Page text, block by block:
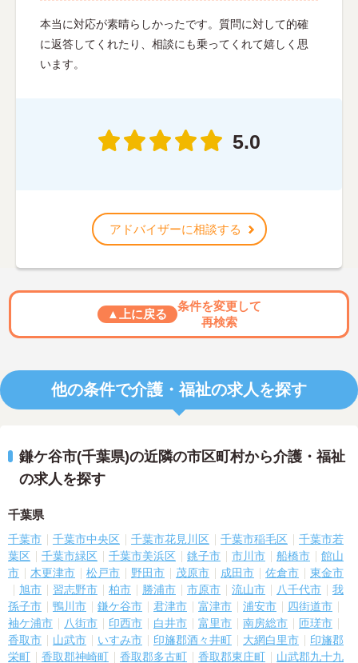
本当に対応が素晴らしかったです。質問に対して的確
に返答してくれたり、相談にも乗ってくれて嬉しく思
います。
5.0
アドバイザーに相談する
▲上に戻る
条件を変更して
再検索
他の条件で介護・福祉の求人を探す
鎌ケ谷市(千葉県)の近隣の市区町村から介護・福祉
の求人を探す
千葉県
千葉市 千葉市中央区 千葉市花見川区 千葉市稲毛区
千葉市若
葉区
千葉市緑区 千葉市美浜区 銚子市 市川市 船橋市
館山
市
木更津市 松戸市 野田市 茂原市 成田市 佐倉市
東金市
旭市
習志野市 柏市 勝浦市 市原市 流山市 八千代市
我
孫子市
鴨川市 鎌ケ谷市 君津市 富津市 浦安市
四街道市
袖ケ浦市
八街市 印西市 白井市 富里市 南房総市
匝瑳市
香取市
山武市 いすみ市 印旛郡酒々井町 大網白里市
印旛郡
栄町
香取郡神崎町 香取郡多古町 香取郡東庄町 山武郡九十九